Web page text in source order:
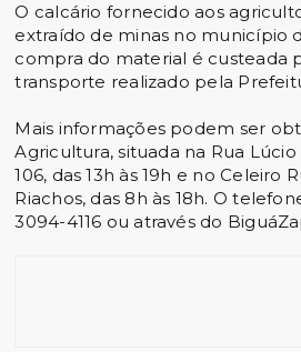
O calcário fornecido aos
extraído de minas no município
compra do material é custeada
transporte realizado pela
Mais informações podem ser
Agricultura, situada na Rua Lúcio
106, das 13h às 19h e no Celeiro
Riachos, das 8h às 18h. O
3094-4116 ou através do